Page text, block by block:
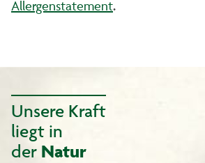
Allergenstatement.
Unsere Kraft
liegt in
der Natur